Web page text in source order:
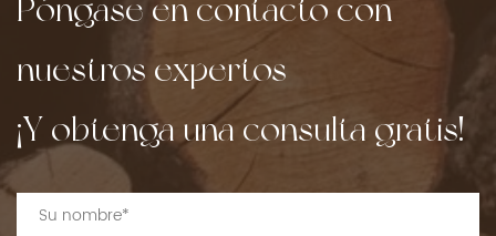
Póngase en contacto con
nuestros expertos
¡Y obtenga una consulta gratis!